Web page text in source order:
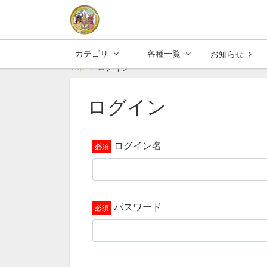
カテゴリ 各種一覧
お知らせ
Top
ログイン
ログイン
ログイン名
パスワード